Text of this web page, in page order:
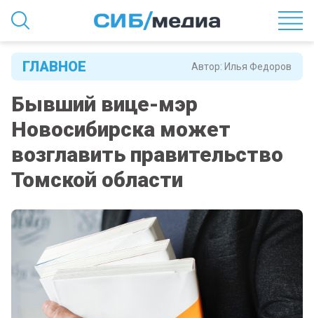
Автор: Илья Федоров
ГЛАВНОЕ
Бывший вице-мэр
Новосибирска может
возглавить правительство
Томской области